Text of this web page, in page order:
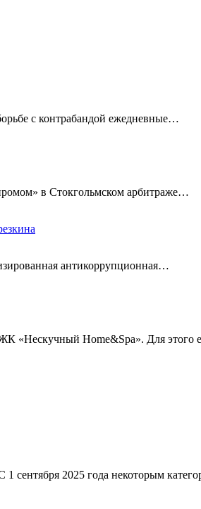
с контрабандой ежедневные…
в Стокгольмском арбитраже…
антикоррупционная…
ЖК «Нескучный Home&Spa». Для
сентября 2025 года некоторым